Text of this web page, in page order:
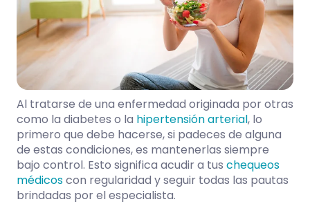
Al tratarse de una enfermedad originada por otras
como la diabetes o la hipertensión arterial, lo
primero que debe hacerse, si padeces de alguna
de estas condiciones, es mantenerlas siempre
bajo control. Esto significa acudir a tus chequeos
médicoscon regularidad y seguir todas las pautas
brindadas por el especialista.